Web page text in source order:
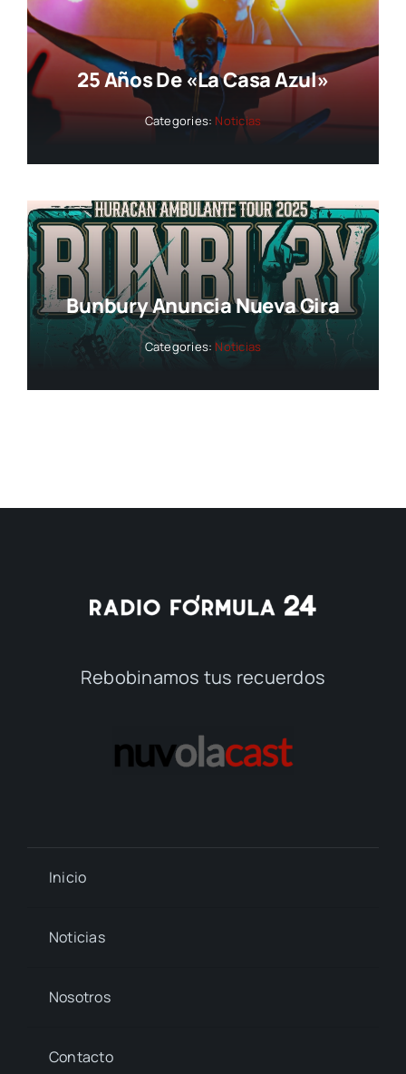
25 Años De «La Casa Azul»
Categories: Noticias
Bunbury Anuncia Nueva Gira
Categories: Noticias
Rebobinamos tus recuerdos
Inicio
Noticias
Nosotros
Contacto